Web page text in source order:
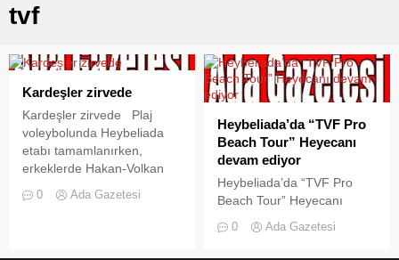
tvf
Kardeşler zirvede
Kardeşler zirvede Plaj
voleybolunda Heybeliada
etabı tamamlanırken,
erkeklerde Hakan-Volkan
Türkiye Voleybol
0 Ada Gazetesi
Heybeliada’da “TVF Pro
Beach Tour” Heyecanı
devam ediyor
Heybeliada’da “TVF Pro
Beach Tour” Heyecanı
Voleybol Federasyonu
0 Ada Gazetesi